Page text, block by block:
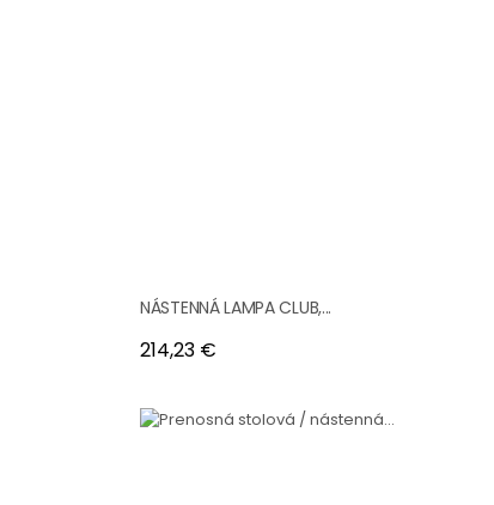
NÁSTENNÁ LAMPA CLUB,...
Cena
214,23 €